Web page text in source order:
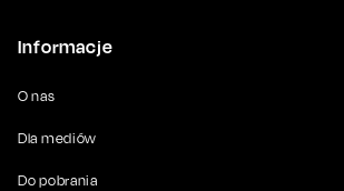
Informacje
O nas
Dla mediów
Do pobrania